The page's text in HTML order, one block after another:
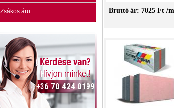
Zsákos áru
+36 70 424 0199
Bruttó ár: 7025 Ft /m